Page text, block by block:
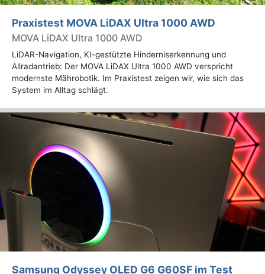
Praxistest MOVA LiDAX Ultra 1000 AWD
MOVA LiDAX Ultra 1000 AWD
LiDAR-Navigation, KI-gestützte Hinderniserkennung und
Allradantrieb: Der MOVA LiDAX Ultra 1000 AWD verspricht
modernste Mährobotik. Im Praxistest zeigen wir, wie sich das
System im Alltag schlägt.
Samsung Odyssey OLED G6 G60SF im Test